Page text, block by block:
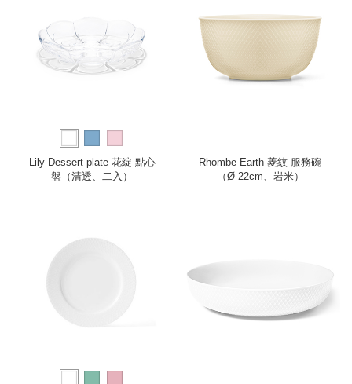
Lily Dessert plate 花綻 點心
盤（清透、二入）
Rhombe Earth 菱紋 服務碗
（Ø 22cm、岩米）